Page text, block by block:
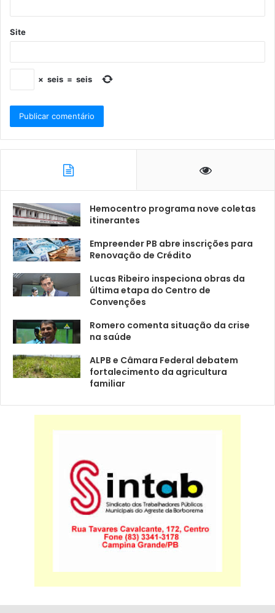
Site
× seis = seis
Hemocentro programa nove coletas
itinerantes
Empreender PB abre inscrições para
Renovação de Crédito
Lucas Ribeiro inspeciona obras da
última etapa do Centro de
Convenções
Romero comenta situação da crise
na saúde
ALPB e Câmara Federal debatem
fortalecimento da agricultura
familiar